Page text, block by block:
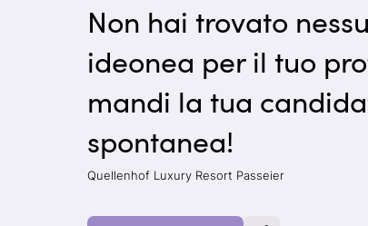
Non hai trovato
ideonea per il tuo
mandi la tua
spontanea!
Quellenhof Luxury Resort Passeier